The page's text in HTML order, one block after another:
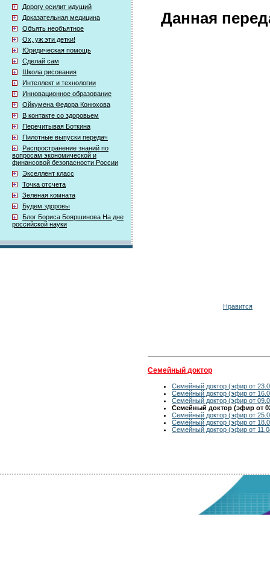
Дорогу осилит идущий
Доказательная медицина
Объять необъятное
Ох, уж эти детки!
Юридическая помощь
Сделай сам
Школа рисования
Интеллект и технологии
Инновационное образование
Ойкумена Федора Конюхова
В контакте со здоровьем
Перечитывая Боткина
Пилотные выпуски передач
Распространение знаний по
вопросам экономической и
финансовой безопасности России
Экселлент класс
Точка отсчета
Зеленая комната
Будем здоровы
Блог Бориса Бояршинова На дне
российской науки
Данная
Нравится
Семейный доктор
Семейный доктор (эфир от
Семейный доктор (эфир от
Семейный доктор (эфир от
Семейный доктор (эфир от
Семейный доктор (эфир от
Семейный доктор (эфир от
Семейный доктор (эфир от